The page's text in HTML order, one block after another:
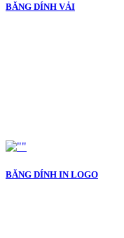
BĂNG DÍNH VẢI
BĂNG DÍNH IN LOGO